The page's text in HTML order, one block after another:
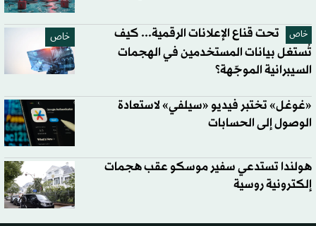
خاص خاص
تحت قناع الإعلانات الرقمية... كيف
تُستغل بيانات المستخدمين في الهجمات
السيبرانية الموجّهة؟
«غوغل» تختبر فيديو «سيلفي» لاستعادة
الوصول إلى الحسابات
هولندا تستدعي سفير موسكو عقب هجمات
إلكترونية روسية